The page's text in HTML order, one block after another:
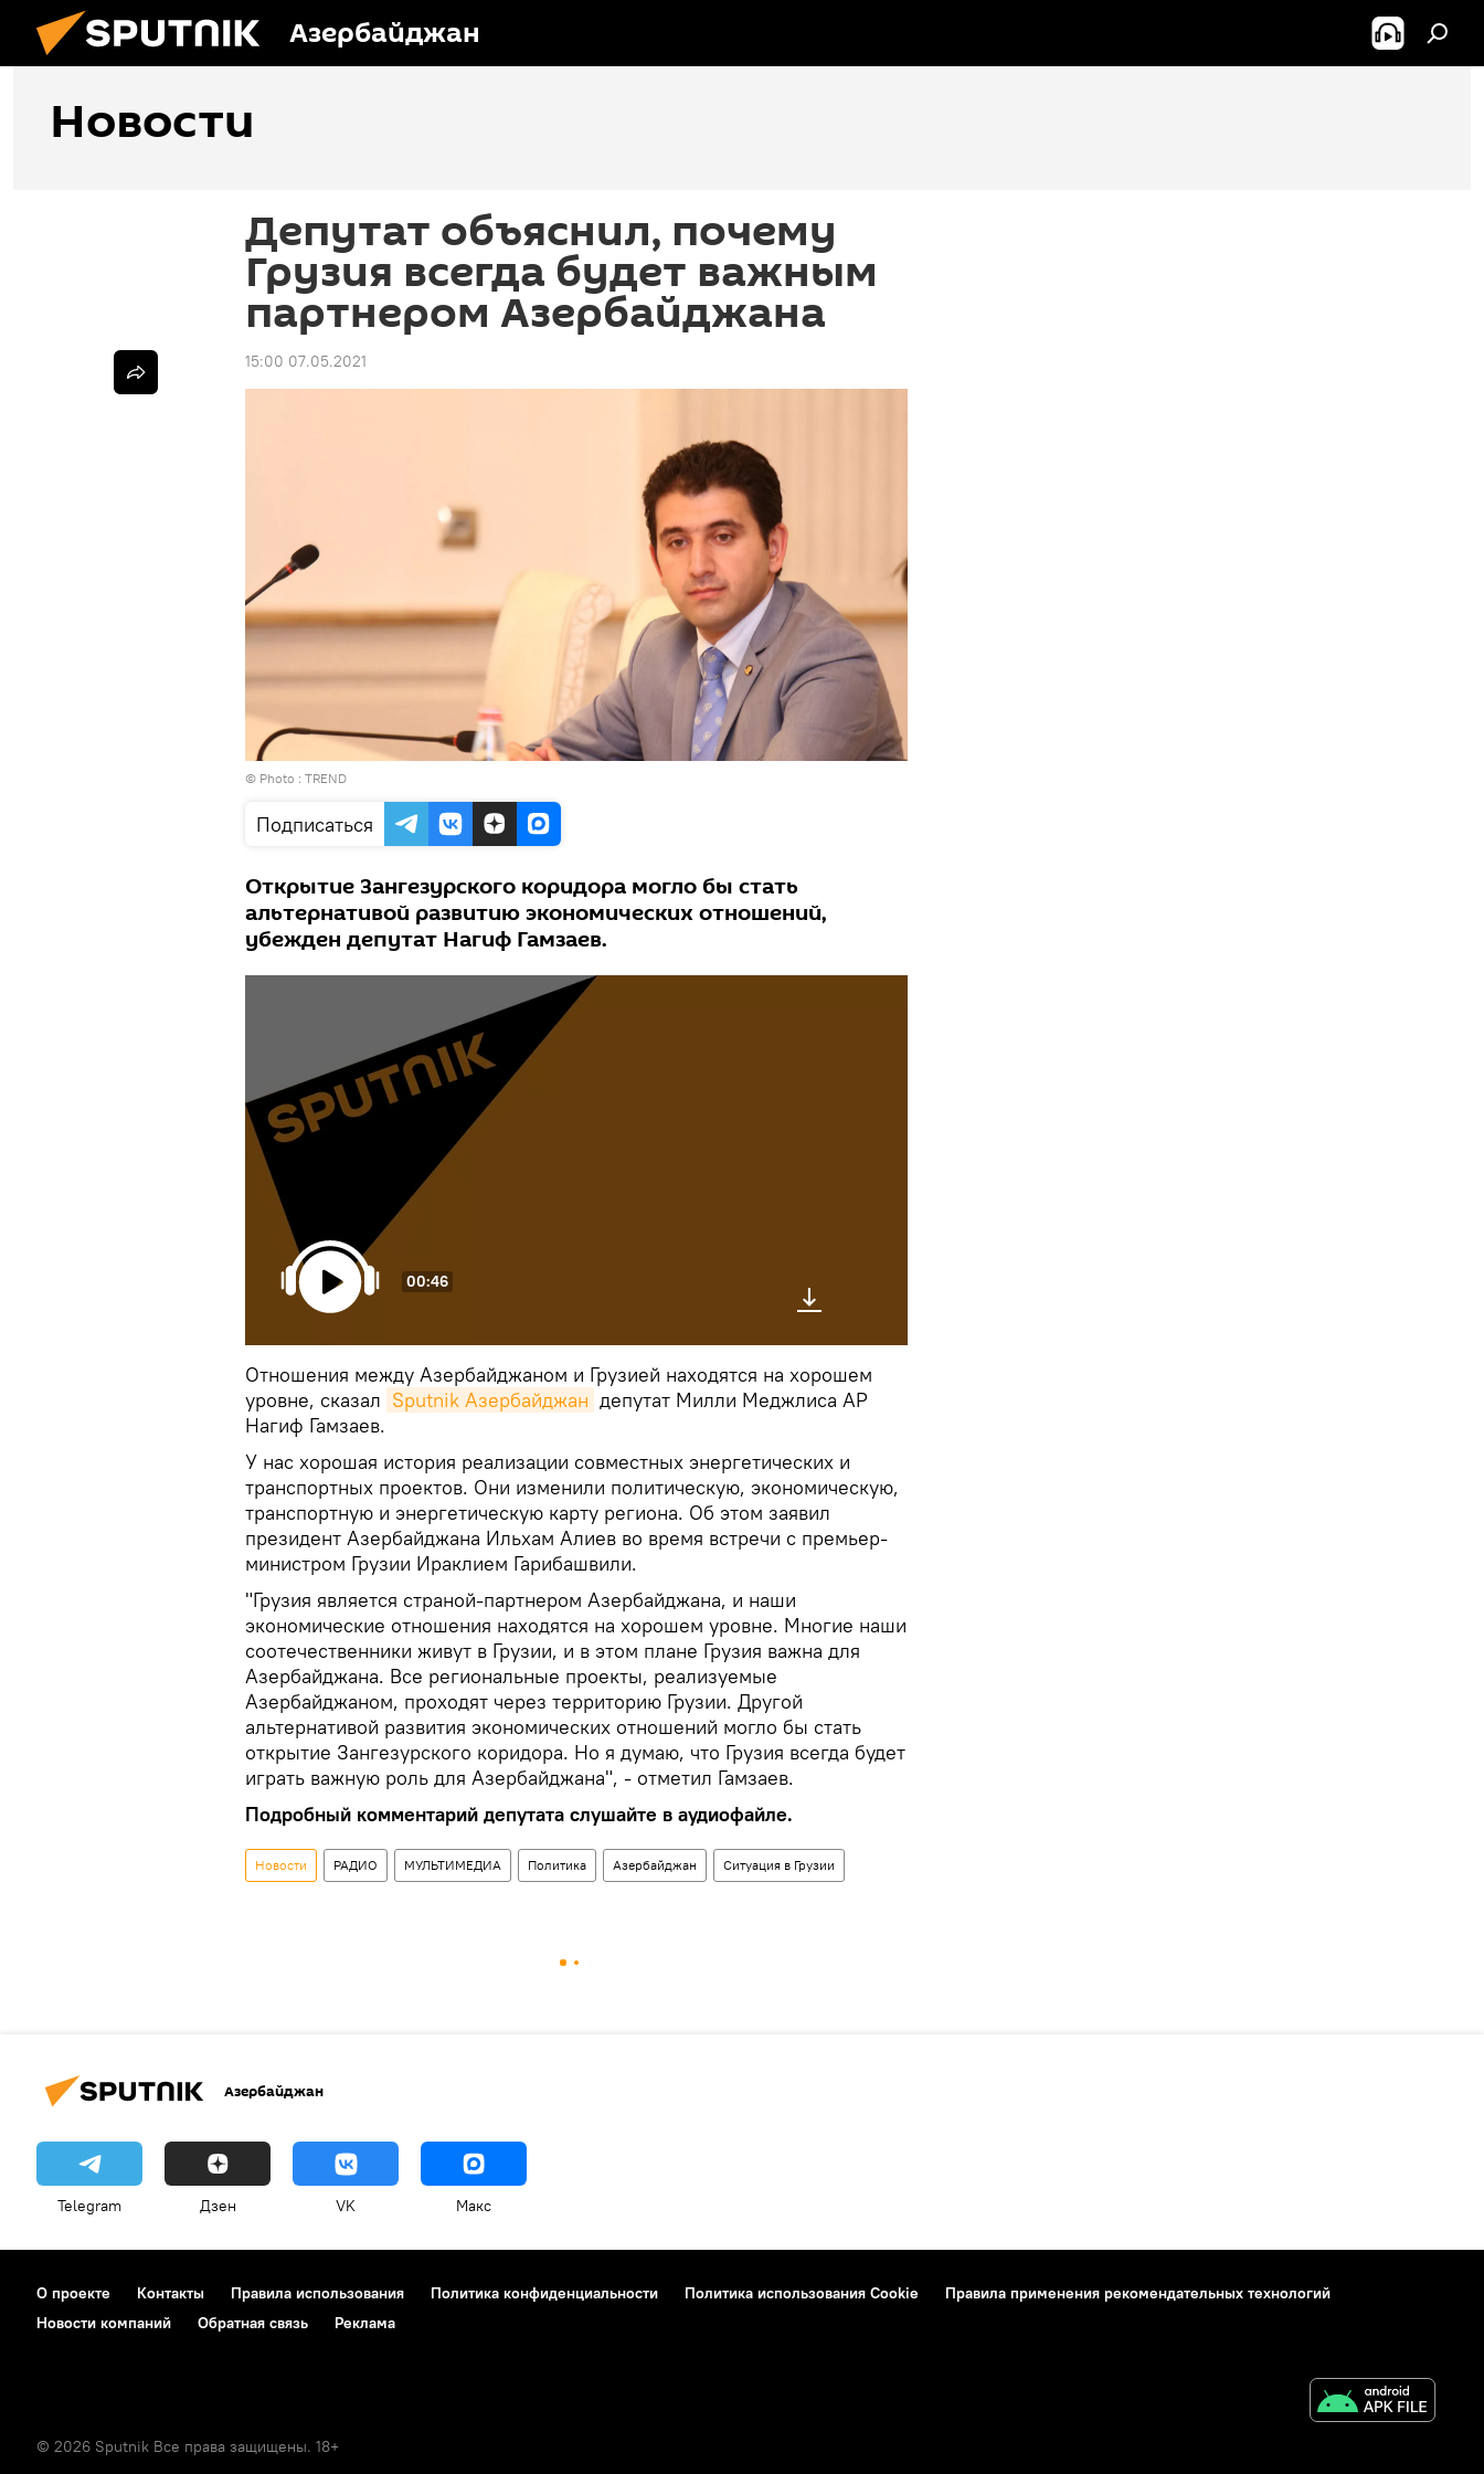
Азербайджан
Новости
Депутат объяснил, почему
Грузия всегда будет важным
партнером Азербайджана
15:00 07.05.2021
© Photo : TREND
Подписаться
Открытие Зангезурского коридора могло бы стать
альтернативой развитию экономических отношений,
убежден депутат Нагиф Гамзаев.
00:46
Отношения между Азербайджаном и Грузией находятся на хорошем
уровне, сказал Sputnik Азербайджан депутат Милли Меджлиса АР
Нагиф Гамзаев.
У нас хорошая история реализации совместных энергетических и
транспортных проектов. Они изменили политическую, экономическую,
транспортную и энергетическую карту региона. Об этом заявил
президент Азербайджана Ильхам Алиев во время встречи с премьер-
министром Грузии Ираклием Гарибашвили.
"Грузия является страной-партнером Азербайджана, и наши
экономические отношения находятся на хорошем уровне. Многие наши
соотечественники живут в Грузии, и в этом плане Грузия важна для
Азербайджана. Все региональные проекты, реализуемые
Азербайджаном, проходят через территорию Грузии. Другой
альтернативой развития экономических отношений могло бы стать
открытие Зангезурского коридора. Но я думаю, что Грузия всегда будет
играть важную роль для Азербайджана", - отметил Гамзаев.
Подробный комментарий депутата слушайте в аудиофайле.
Новости РАДИО МУЛЬТИМЕДИА Политика Азербайджан Ситуация в Грузии
Азербайджан
Telegram Дзен VK Макс
О проекте Контакты Правила использования Политика конфиденциальности Политика использования Cookie
Правила применения рекомендательных технологий
Новости компаний
Обратная связь Реклама
© 2026 Sputnik Все права защищены. 18+